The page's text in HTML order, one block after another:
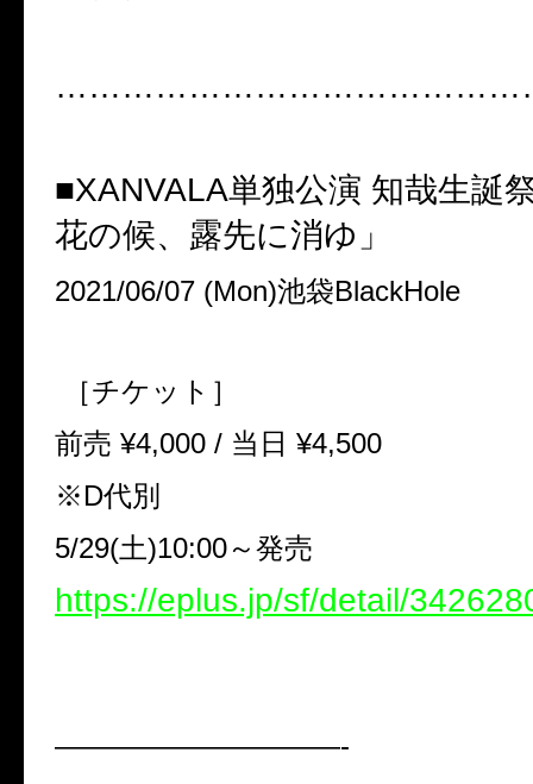
■XANVALA単独公演 知哉生誕
花の候、露先に消ゆ」
2021/06/07 (Mon)池袋BlackHole
［チケット］
前売 ¥4,000 / 当日 ¥4,500
※D代別
5/29(土)10:00～発売
https://eplus.jp/sf/detail/
——————————-